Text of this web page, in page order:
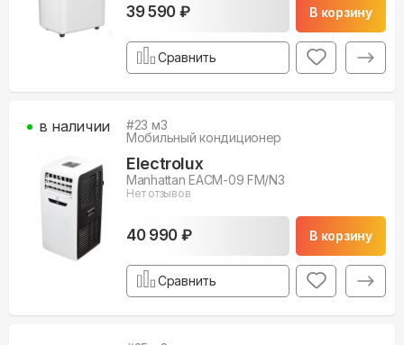
39 590 ₽ В корзину
Сравнить
#23 м3
Мобильный кондиционер
Electrolux
Manhattan EACM-09 FM/N3
Нет отзывов
40 990 ₽ В корзину
в наличии
Сравнить